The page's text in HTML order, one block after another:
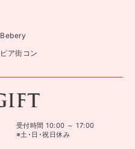
Bebery
ピア街コン
受付時間 10:00 ～ 17:00
※土･日･祝日休み